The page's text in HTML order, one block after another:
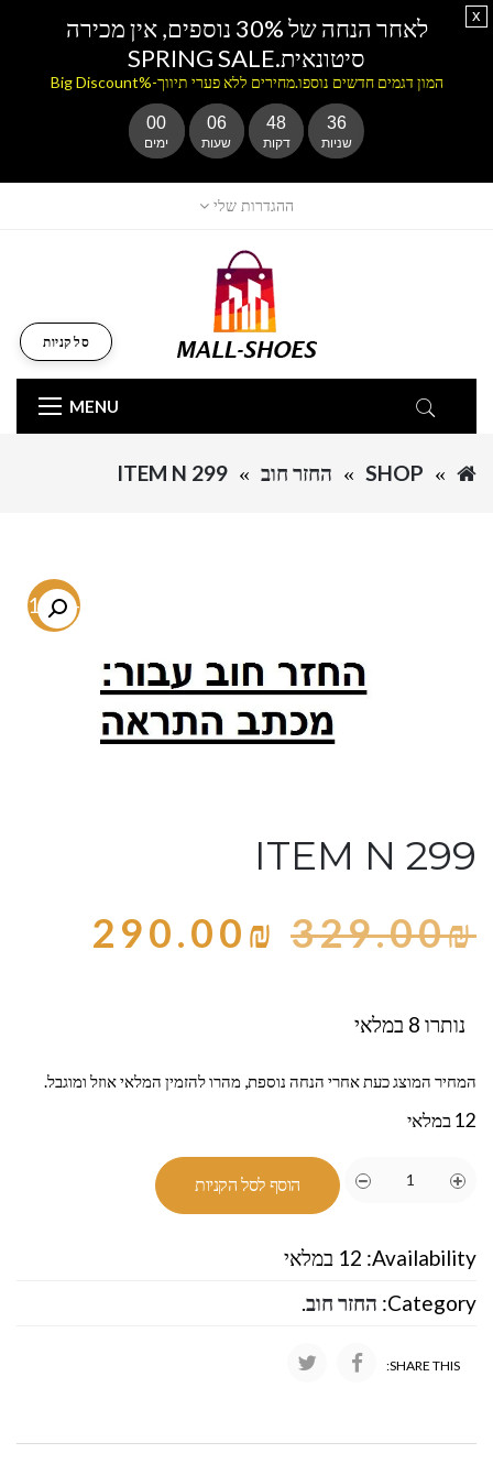
ההגדרות שלי
MENU
סל קניות
SHOP החזר חוב ITEM N 299
-11.9%
ITEM N 299
329.00₪
290.00₪
נותרו 8 במלאי
המחיר המוצג כעת אחרי הנחה נוספת, מהרו להזמין המלאי אוזל ומוגבל.
12 במלאי
הוסף לסל הקניות
Availability: 12 במלאי
Category: החזר חוב.
SHARE THIS:
לאחר הנחה של 30% נוספים, אין מכירה
סיטונאית.SPRING SALE
המון דגמים חדשים נוספו.מחירים ללא פערי תיווך-%Big Discount
00
ימים
06
שעות
48
דקות
35
שניות
x